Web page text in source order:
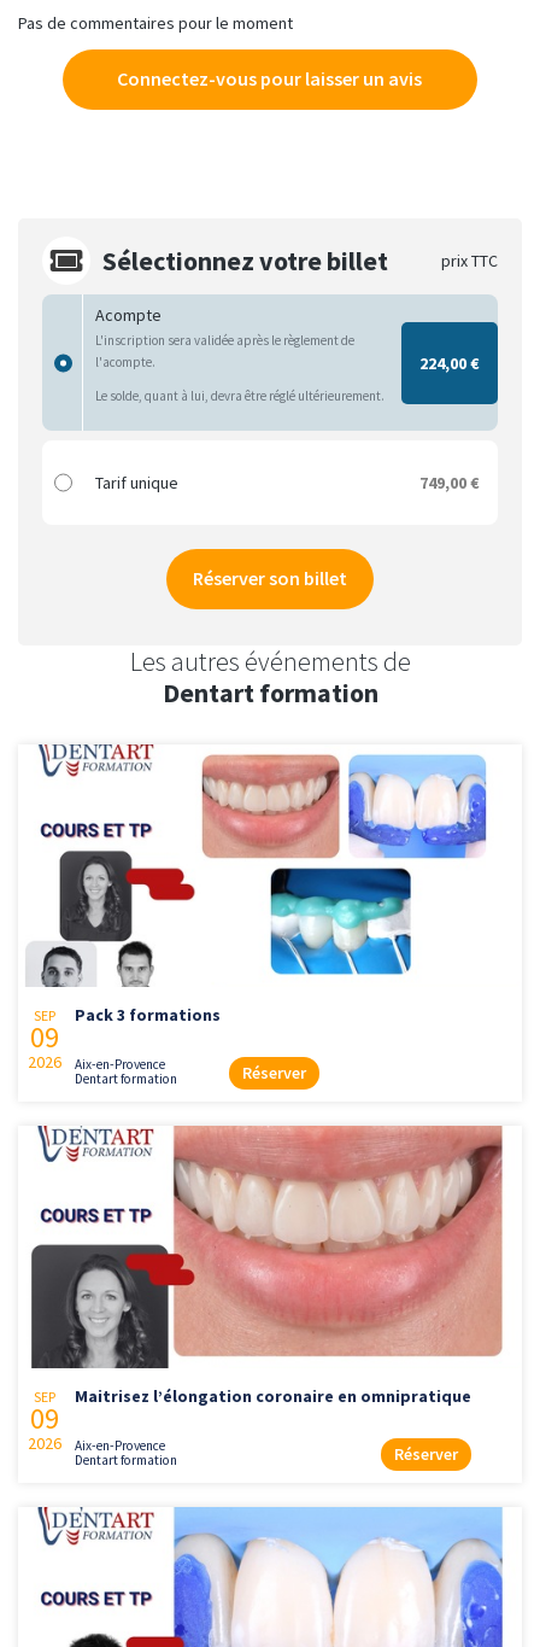
Pas de commentaires pour le moment
Connectez-vous pour laisser un avis
Sélectionnez votre billet prix TTC
Acompte
L'inscription sera validée après le règlement de
l'acompte.
Le solde, quant à lui, devra être réglé ultérieurement.
224,00 €
Tarif unique 749,00 €
Réserver son billet
Les autres événements de
Dentart formation
SEP
09
2026
Pack 3 formations
Aix-en-Provence
Dentart formation
Réserver
SEP
09
2026
Maitrisez l’élongation coronaire en omnipratique
Aix-en-Provence
Dentart formation
Réserver